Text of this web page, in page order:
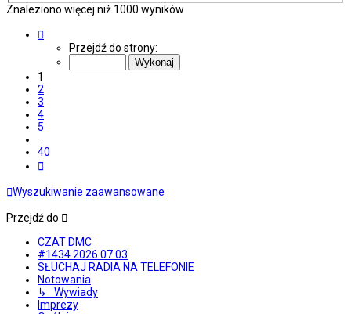
Znaleziono więcej niż 1000 wyników
Przejdź do strony:
1
2
3
4
5
40
Wyszukiwanie zaawansowane
Przejdź do
CZAT DMC
#1434 2026.07.03
SŁUCHAJ RADIA NA TELEFONIE
Notowania
↳ Wywiady
Imprezy